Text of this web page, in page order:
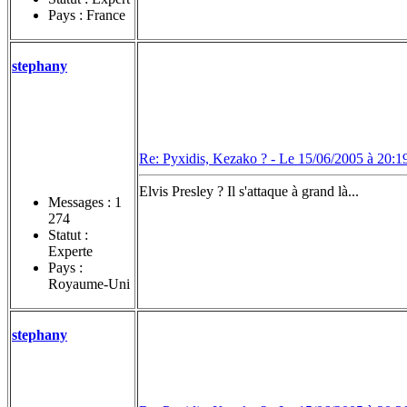
Pays : France
stephany
Messages : 1
274
Statut :
Experte
Pays :
Royaume-Uni
Re: Pyxidis, Kezako ? - Le 15/06/2005 à
Elvis Presley ? Il s'attaque à grand là...
stephany